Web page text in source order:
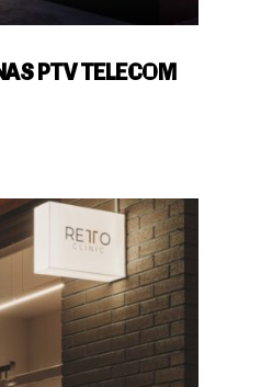
PTV TELECOM